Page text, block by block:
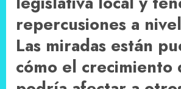
repercusiones a
Las miradas están
cómo el crecimiento